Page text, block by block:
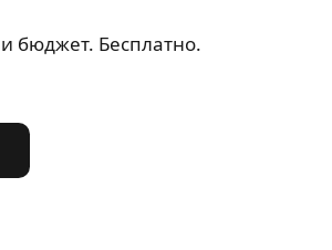
бюджет. Бесплатно.